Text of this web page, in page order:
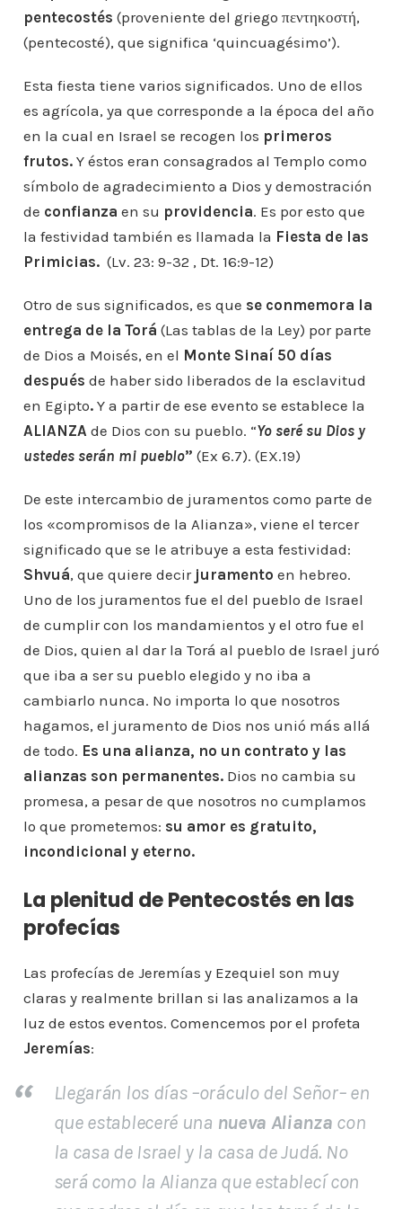
pentecostés (proveniente del griego πεντηκοστή,
(pentecosté), que significa ‘quincuagésimo’).
Esta fiesta tiene varios significados. Uno de ellos
es agrícola, ya que corresponde a la época del año
en la cual en Israel se recogen los primeros
frutos.Y éstos eran consagrados al Templo como
símbolo de agradecimiento a Dios y demostración
de confianza en su providencia. Es por esto que
la festividad también es llamada la Fiesta de las
Primicias.(Lv. 23: 9-32 , Dt. 16:9-12)
Otro de sus significados, es que se conmemora la
entrega de la Torá (Las tablas de la Ley) por parte
de Dios a Moisés, en el Monte Sinaí 50 días
después de haber sido liberados de la esclavitud
en Egipto.Y a partir de ese evento se establece la
ALIANZA de Dios con su pueblo. “Yo seré su Dios y
ustedes serán mi pueblo” (Ex 6.7). (EX.19)
De este intercambio de juramentos como parte de
los «compromisos de la Alianza», viene el tercer
significado que se le atribuye a esta festividad:
Shvuá, que quiere decir juramento en hebreo.
Uno de los juramentos fue el del pueblo de Israel
de cumplir con los mandamientos y el otro fue el
de Dios, quien al dar la Torá al pueblo de Israel juró
que iba a ser su pueblo elegido y no iba a
cambiarlo nunca. No importa lo que nosotros
hagamos, el juramento de Dios nos unió más allá
de todo. Es una alianza, no un contrato y las
alianzas son permanentes. Dios no cambia su
promesa, a pesar de que nosotros no cumplamos
lo que prometemos: su amor es gratuito,
incondicional y eterno.
La plenitud de Pentecostés en las
profecías
Las profecías de Jeremías y Ezequiel son muy
claras y realmente brillan si las analizamos a la
luz de estos eventos. Comencemos por el profeta
Jeremías:
Llegarán los días –oráculo del Señor– en
que estableceré una nueva Alianza con
la casa de Israel y la casa de Judá. No
será como la Alianza que establecí con